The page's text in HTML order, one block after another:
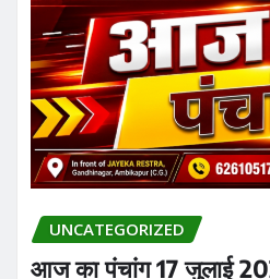
UNCATEGORIZED
आज का पंचांग 17 जुलाई
मुहूर्त, राहुकाल, चौघड़िया
राशिफल